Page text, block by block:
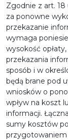
Zgodnie z art. 18
za ponowne
przekazanie
wymaga
wysokość
przekazania
sposób i w
będą brane pod
wniosków o
wpływ na koszt
informacji.
sumy kosztów
przygotowaniem